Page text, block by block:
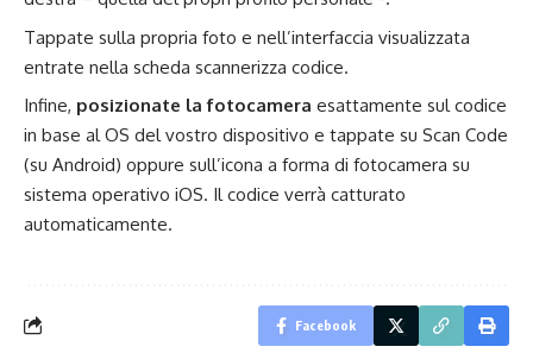
Tappate sulla propria foto e nell’interfaccia visualizzata
entrate nella scheda scannerizza codice.
Infine, posizionate la fotocamera esattamente sul codice
in base al OS del vostro dispositivo e tappate su Scan Code
(su Android) oppure sull’icona a forma di fotocamera su
sistema operativo iOS. Il codice verrà catturato
automaticamente.
Facebook